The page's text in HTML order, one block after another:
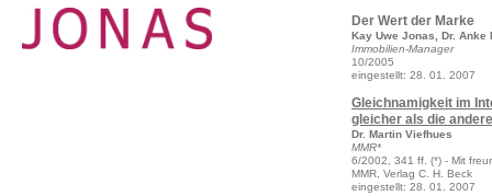
Der Wert der Marke
Kay Uwe Jonas, Dr. Anke
Immobilien-Manager
10/2005
eingestellt: 28. 01. 2007
Gleichnamigkeit im
gleicher als die
Dr. Martin Viefhues
MMR*
6/2002, 341 ff. (*) - Mit
MMR, Verlag C. H. Beck
eingestellt: 28. 01. 2007